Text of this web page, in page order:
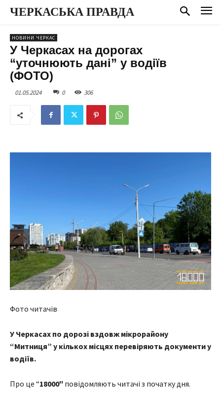
ЧЕРКАСЬКА ПРАВДА
НОВИНИ ЧЕРКАС
У Черкасах на дорогах
“уточнюють дані” у водіїв
(ФОТО)
01.05.2024 0 306
Фото читачів
У Черкасах по дорозі вздовж мікрорайону
“Митниця” у кількох місцях перевіряють документи у
водіїв.
Про це “18000″ повідомляють читачі з початку дня.